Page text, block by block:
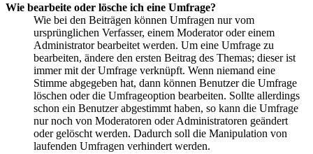
Wie bearbeite oder lösche ich eine Umfrage?
Wie bei den Beiträgen können Umfragen nur vom
ursprünglichen Verfasser, einem Moderator oder einem
Administrator bearbeitet werden. Um eine Umfrage zu
bearbeiten, ändere den ersten Beitrag des Themas; dieser ist
immer mit der Umfrage verknüpft. Wenn niemand eine
Stimme abgegeben hat, dann können Benutzer die Umfrage
löschen oder die Umfrageoption bearbeiten. Sollte allerdings
schon ein Benutzer abgestimmt haben, so kann die Umfrage
nur noch von Moderatoren oder Administratoren geändert
oder gelöscht werden. Dadurch soll die Manipulation von
laufenden Umfragen verhindert werden.